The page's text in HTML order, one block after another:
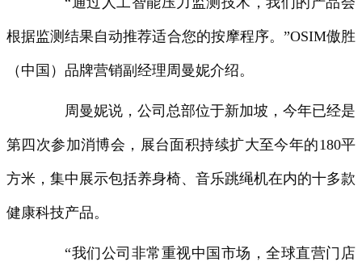
根据监测结果自动推荐适合您的按摩程序。”OSIM傲胜
（中国）品牌营销副经理周曼妮介绍。
周曼妮说，公司总部位于新加坡，今年已经是
第四次参加消博会，展台面积持续扩大至今年的180平
方米，集中展示包括养身椅、音乐跳绳机在内的十多款
健康科技产品。
“我们公司非常重视中国市场，全球直营门店